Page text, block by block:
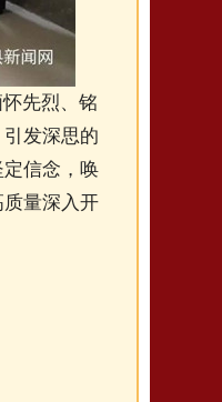
先烈、铭
发深思的
信念，唤
量深入开